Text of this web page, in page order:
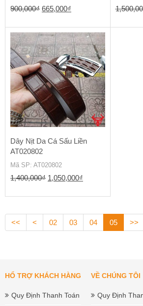
900,000₫ Giá
là:
900,000₫.
665,000₫
tại
là:
665,000₫.
Dây Nịt Da Cá Sấu Liền
AT020802
Mã SP: AT020802
1,400,000₫ Giá
1,400,000₫.
1,050,000₫
là:
<< < 02 03 04 05 >>
HỔ TRỢ KHÁCH HÀNG
Quy Định Thanh Toán
VỀ CHÚNG TÔI
Quy Định